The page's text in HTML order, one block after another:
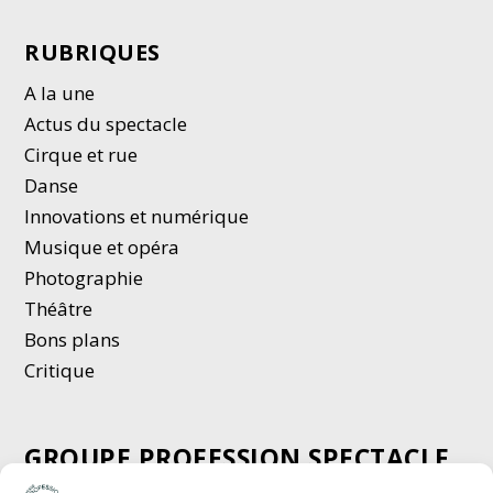
RUBRIQUES
A la une
Actus du spectacle
Cirque et rue
Danse
Innovations et numérique
Musique et opéra
Photographie
Théâtre
Bons plans
Critique
GROUPE PROFESSION SPECTACLE